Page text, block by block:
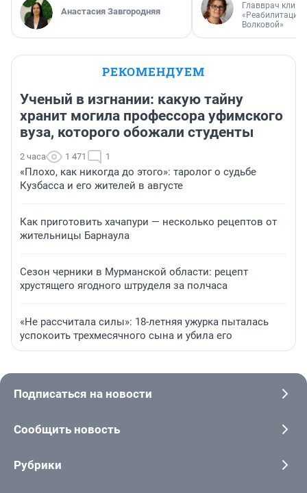
Анастасия Завгородняя
Главврач
«Реабилитация
Волковой»
РЕКОМЕНДУЕМ
Ученый в изгнании: какую тайну
хранит могила профессора уфимского
вуза, которого обожали студенты
2 часа 1 471 1
«Плохо, как никогда до этого»: таролог о судьбе
Кузбасса и его жителей в августе
Как приготовить хачапури — несколько рецептов от
жительницы Барнаула
Сезон черники в Мурманской области: рецепт
хрустящего ягодного штруделя за полчаса
«Не рассчитала силы»: 18-летняя ужурка пыталась
успокоить трехмесячного сына и убила его
Подписаться на новости
Сообщить новость
Рубрики